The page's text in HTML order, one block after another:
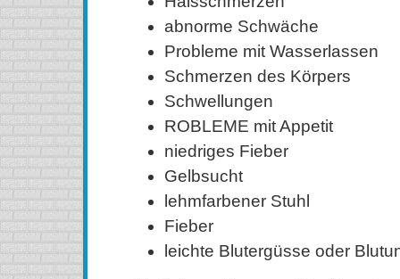
abnorme Schwäche
Probleme mit Wasserlassen
Schmerzen des Körpers
Schwellungen
ROBLEME mit Appetit
niedriges Fieber
Gelbsucht
lehmfarbener Stuhl
Fieber
leichte Blutergüsse oder